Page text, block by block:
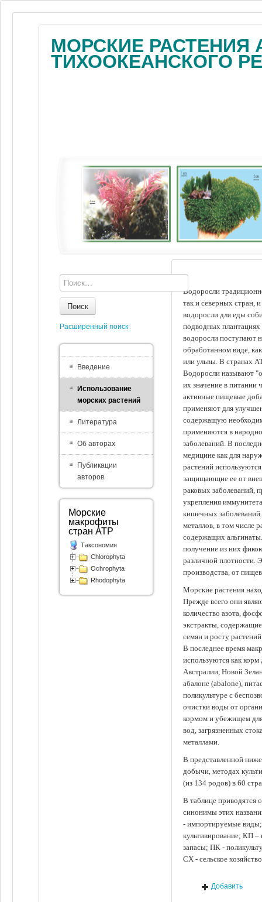
МОРСКИЕ РАСТЕНИЯ
ТИХООКЕАНСКОГО
Водоросли
так и северных стран,
водоросли для еды
подводных
водоросли поступают
обработанном виде,
или ульвы. В странах
Водоросли называют
их значение в питании
активные пищевые
применяют для
содержащую
применяются в
заболеваний. В
медицине как для
растений
защищающие ее от
раковых заболеваний,
укрепления
кишечных
металлов, в том числе
содержащих
получение из них
различной плотности.
производства, от
Морские растения
Прежде всего они
количество азота,
экстракты,
семян и росту
В последнее время
используются как
Австралии, Новой
абалоне (abalone),
поликультуре с
очистки воды от
кормом и убежищем
вод, загрязненных
металлами.
В представленной
добычи, методах
(из 134 родов) в 60
В таблице приводятся
синонимы этих
- импортируемые
культивирование; КП
запасы; ПК -
СХ - сельское
Добавить
Поиск
Расширенный поиск
Введение
Использование
морских растений
Литература
Об авторах
Публикации
авторов
Морские
макрофиты
стран АТР
Таксономия
Chlorophyta
Ochrophyta
Rhodophyta